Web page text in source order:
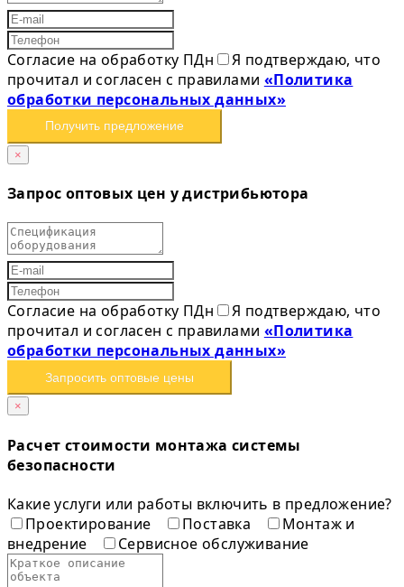
Согласие на обработку ПДн
Я подтверждаю, что
прочитал и согласен с правилами «Политика
обработки персональных данных»
Получить предложение
×
Запрос оптовых цен у дистрибьютора
Согласие на обработку ПДн
Я подтверждаю, что
прочитал и согласен с правилами «Политика
обработки персональных данных»
Запросить оптовые цены
×
Расчет стоимости монтажа системы
безопасности
Какие услуги или работы включить в предложение?
Проектирование
Поставка
Монтаж и
внедрение
Сервисное обслуживание